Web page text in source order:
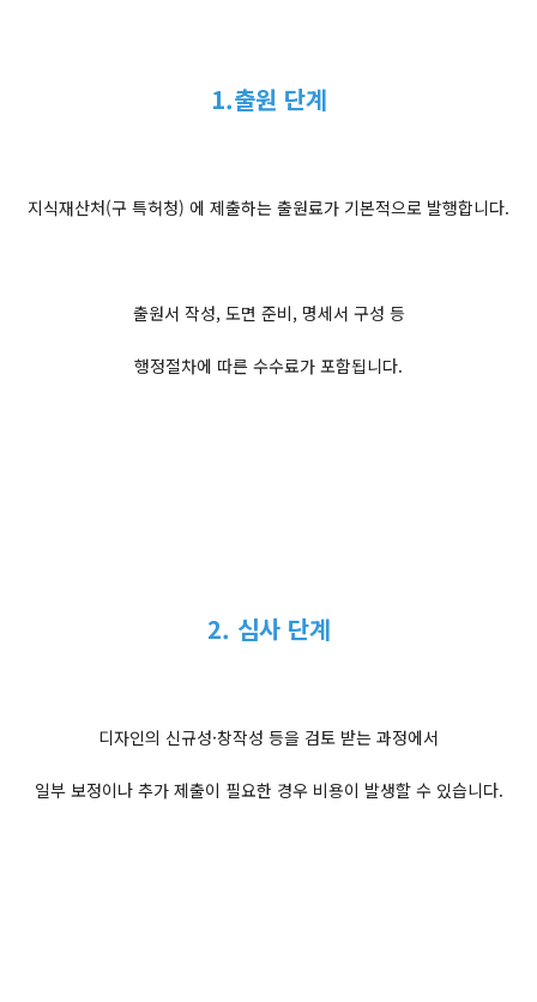
1.출원 단계
지식재산처(구 특허청) 에 제출하는 출원료가 기본적으로 발행합니다.
출원서 작성, 도면 준비, 명세서 구성 등
행정절차에 따른 수수료가 포함됩니다.
2. 심사 단계
디자인의 신규성·창작성 등을 검토 받는 과정에서
일부 보정이나 추가 제출이 필요한 경우 비용이 발생할 수 있습니다.